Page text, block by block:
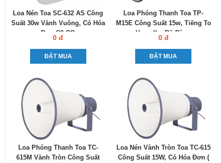
Loa Nén Toa SC-632 AS Công
Suất 30w Vành Vuông, Có Hóa
Đơn C0-CQ
0 đ
ĐẶT MUA
Loa Phóng Thanh Toa TP-
M15E Công Suất 15w, Tiếng To
Vang Xa, Rõ Ràng
0 đ
ĐẶT MUA
Loa Phóng Thanh Toa TC-
615M Vành Tròn Công Suất
Loa Nén Vành Tròn Toa TC-615
Công Suất 15W, Có Hóa Đơn (